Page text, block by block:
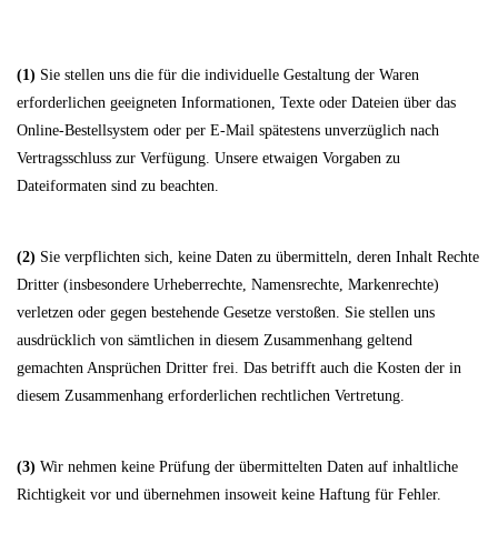
(1) Sie stellen uns die für die individuelle Gestaltung der Waren
erforderlichen geeigneten Informationen, Texte oder Dateien über das
Online-Bestellsystem oder per E-Mail spätestens unverzüglich nach
Vertragsschluss zur Verfügung. Unsere etwaigen Vorgaben zu
Dateiformaten sind zu beachten.
(2) Sie verpflichten sich, keine Daten zu übermitteln, deren Inhalt Rechte
Dritter (insbesondere Urheberrechte, Namensrechte, Markenrechte)
verletzen oder gegen bestehende Gesetze verstoßen. Sie stellen uns
ausdrücklich von sämtlichen in diesem Zusammenhang geltend
gemachten Ansprüchen Dritter frei. Das betrifft auch die Kosten der in
diesem Zusammenhang erforderlichen rechtlichen Vertretung.
(3) Wir nehmen keine Prüfung der übermittelten Daten auf inhaltliche
Richtigkeit vor und übernehmen insoweit keine Haftung für Fehler.